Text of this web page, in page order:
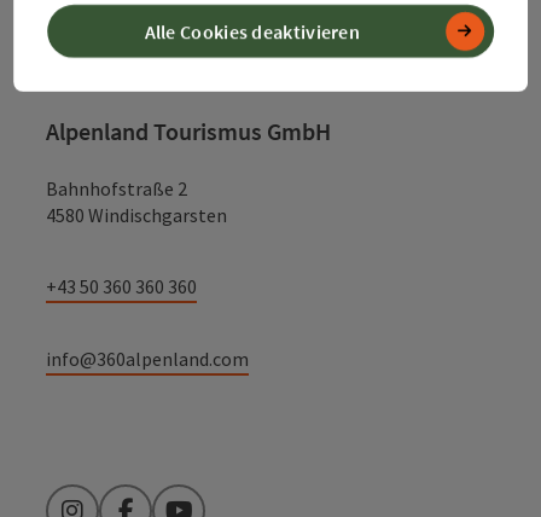
Kontakt
Alpenland Tourismus GmbH
Bahnhofstraße 2
4580 Windischgarsten
+43 50 360 360 360
info@360alpenland.com
Alle Cookies deaktivieren